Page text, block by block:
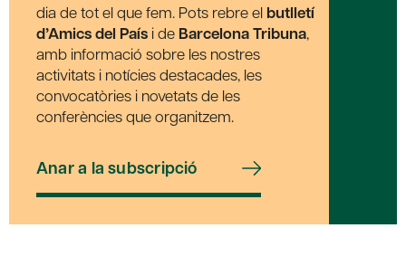
dia de tot el que fem. Pots rebre el butlletí
d’Amics del País i de Barcelona Tribuna,
amb informació sobre les nostres
activitats i notícies destacades, les
convocatòries i novetats de les
conferències que organitzem.
Anar a la subscripció